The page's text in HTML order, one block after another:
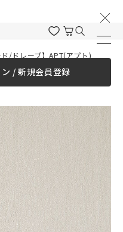
延と停止について
ン / 新規会員登録
一覧
ド/ドレープ】APT(アプト)
¥0（税込）